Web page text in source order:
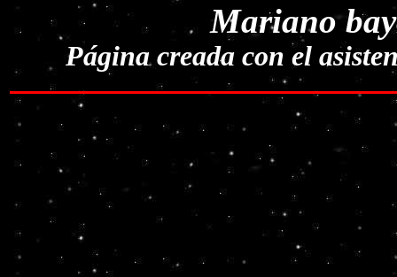
Mariano
Página creada con el